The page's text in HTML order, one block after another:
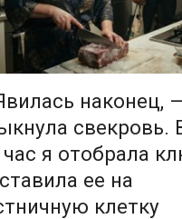
наконец,
свекровь.
я отобрала
ее на
клетку